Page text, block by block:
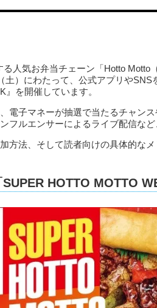
人気お弁当チェーン「Hotto Motto
土）にわたって、公式アプリや
を開催しています。
電子マネーが抽選で当たるチャン
フルエンサーによるライブ配信な
方法、そして読者向けの具体的なメ
HOTTO MOTTO